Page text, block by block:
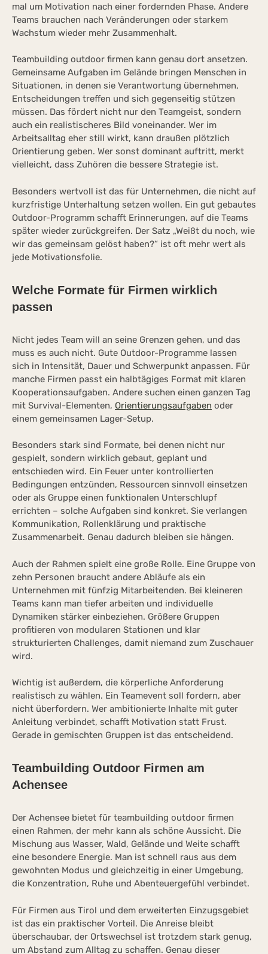
mal um Motivation nach einer fordernden Phase. Andere
Teams brauchen nach Veränderungen oder starkem
Wachstum wieder mehr Zusammenhalt.
Teambuilding outdoor firmen kann genau dort ansetzen.
Gemeinsame Aufgaben im Gelände bringen Menschen in
Situationen, in denen sie Verantwortung übernehmen,
Entscheidungen treffen und sich gegenseitig stützen
müssen. Das fördert nicht nur den Teamgeist, sondern
auch ein realistischeres Bild voneinander. Wer im
Arbeitsalltag eher still wirkt, kann draußen plötzlich
Orientierung geben. Wer sonst dominant auftritt, merkt
vielleicht, dass Zuhören die bessere Strategie ist.
Besonders wertvoll ist das für Unternehmen, die nicht auf
kurzfristige Unterhaltung setzen wollen. Ein gut gebautes
Outdoor-Programm schafft Erinnerungen, auf die Teams
später wieder zurückgreifen. Der Satz „Weißt du noch, wie
wir das gemeinsam gelöst haben?“ ist oft mehr wert als
jede Motivationsfolie.
Welche Formate für Firmen wirklich
passen
Nicht jedes Team will an seine Grenzen gehen, und das
muss es auch nicht. Gute Outdoor-Programme lassen
sich in Intensität, Dauer und Schwerpunkt anpassen. Für
manche Firmen passt ein halbtägiges Format mit klaren
Kooperationsaufgaben. Andere suchen einen ganzen Tag
mit Survival-Elementen, Orientierungsaufgaben oder
einem gemeinsamen Lager-Setup.
Besonders stark sind Formate, bei denen nicht nur
gespielt, sondern wirklich gebaut, geplant und
entschieden wird. Ein Feuer unter kontrollierten
Bedingungen entzünden, Ressourcen sinnvoll einsetzen
oder als Gruppe einen funktionalen Unterschlupf
errichten – solche Aufgaben sind konkret. Sie verlangen
Kommunikation, Rollenklärung und praktische
Zusammenarbeit. Genau dadurch bleiben sie hängen.
Auch der Rahmen spielt eine große Rolle. Eine Gruppe von
zehn Personen braucht andere Abläufe als ein
Unternehmen mit fünfzig Mitarbeitenden. Bei kleineren
Teams kann man tiefer arbeiten und individuelle
Dynamiken stärker einbeziehen. Größere Gruppen
profitieren von modularen Stationen und klar
strukturierten Challenges, damit niemand zum Zuschauer
wird.
Wichtig ist außerdem, die körperliche Anforderung
realistisch zu wählen. Ein Teamevent soll fordern, aber
nicht überfordern. Wer ambitionierte Inhalte mit guter
Anleitung verbindet, schafft Motivation statt Frust.
Gerade in gemischten Gruppen ist das entscheidend.
Teambuilding Outdoor Firmen am
Achensee
Der Achensee bietet für teambuilding outdoor firmen
einen Rahmen, der mehr kann als schöne Aussicht. Die
Mischung aus Wasser, Wald, Gelände und Weite schafft
eine besondere Energie. Man ist schnell raus aus dem
gewohnten Modus und gleichzeitig in einer Umgebung,
die Konzentration, Ruhe und Abenteuergefühl verbindet.
Für Firmen aus Tirol und dem erweiterten Einzugsgebiet
ist das ein praktischer Vorteil. Die Anreise bleibt
überschaubar, der Ortswechsel ist trotzdem stark genug,
um Abstand zum Alltag zu schaffen. Genau dieser